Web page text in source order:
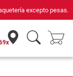
con sello de Confianza